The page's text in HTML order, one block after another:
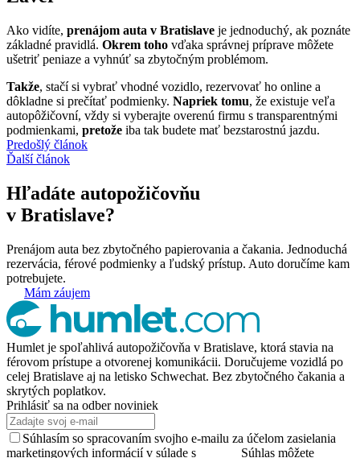
Ako vidíte, prenájom auta v Bratislave je jednoduchý, ak poznáte
základné pravidlá. Okrem toho vďaka správnej príprave môžete
ušetriť peniaze a vyhnúť sa zbytočným problémom.
Takže, stačí si vybrať vhodné vozidlo, rezervovať ho online a
dôkladne si prečítať podmienky. Napriek tomu, že existuje veľa
autopôžičovní, vždy si vyberajte overenú firmu s transparentnými
podmienkami, pretože iba tak budete mať bezstarostnú jazdu.
Predošlý článok
Ďalší článok
Hľadáte autopožičovňu
v Bratislave?
Prenájom auta bez zbytočného papierovania a čakania. Jednoduchá
rezervácia, férové podmienky a ľudský prístup. Auto doručíme kam
potrebujete.
Mám záujem
Humlet je spoľahlivá autopožičovňa v Bratislave, ktorá stavia na
férovom prístupe a otvorenej komunikácii. Doručujeme vozidlá po
celej Bratislave aj na letisko Schwechat. Bez zbytočného čakania a
skrytých poplatkov.
Prihlásiť sa na odber noviniek
Súhlasím so spracovaním svojho e-mailu za účelom zasielania
marketingových informácií v súlade s
Súhlas môžete